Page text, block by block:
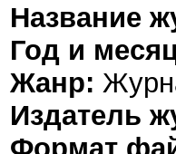
Название
Год и
Жанр:
Издатель